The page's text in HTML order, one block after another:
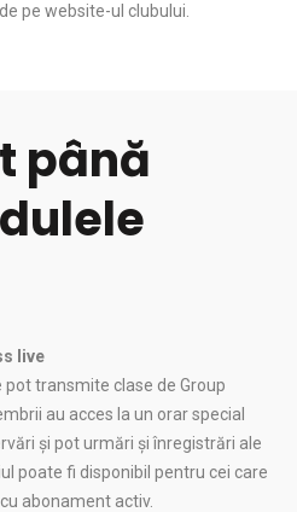
pe website-ul clubului.
până
live
pot transmite clase de Group
au acces la un orar special
și pot urmări și înregistrări ale
poate fi disponibil pentru cei care
abonament activ.